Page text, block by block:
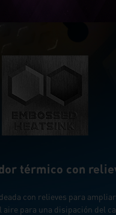
térmico con
con relieves para
aire para una disipación del